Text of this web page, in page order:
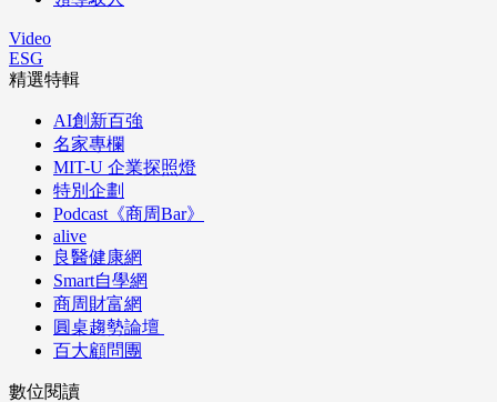
Video
ESG
精選特輯
AI創新百強
名家專欄
MIT-U 企業探照燈
特別企劃
Podcast《商周Bar》
alive
良醫健康網
Smart自學網
商周財富網
圓桌趨勢論壇
百大顧問團
數位閱讀